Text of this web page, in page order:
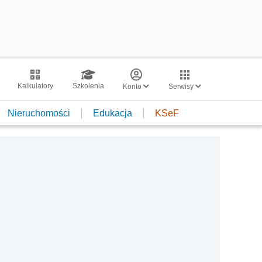
Kalkulatory Szkolenia Konto Serwisy
Nieruchomości Edukacja KSeF